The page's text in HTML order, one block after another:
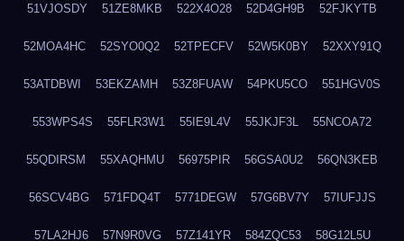
51VJOSDY 51ZE8MKB 522X4O28 52D4GH9B 52FJKYTB
52MOA4HC 52SYO0Q2 52TPECFV 52W5K0BY 52XXY91Q
53ATDBWI 53EKZAMH 53Z8FUAW 54PKU5CO 551HGV0S
553WPS4S 55FLR3W1 55IE9L4V 55JKJF3L 55NCOA72
55QDIRSM 55XAQHMU 56975PIR 56GSA0U2 56QN3KEB
56SCV4BG 571FDQ4T 5771DEGW 57G6BV7Y 57IUFJJS
57LA2HJ6 57N9R0VG 57Z141YR 584ZQC53 58G12L5U